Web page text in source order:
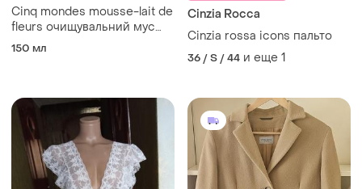
Cinq mondes mousse-lait de
fleurs очищувальний мус
для обличчя 150 ml
150 мл
Cinzia Rocca
Cinzia rossa icons пальто
36 / S / 44 и еще 1